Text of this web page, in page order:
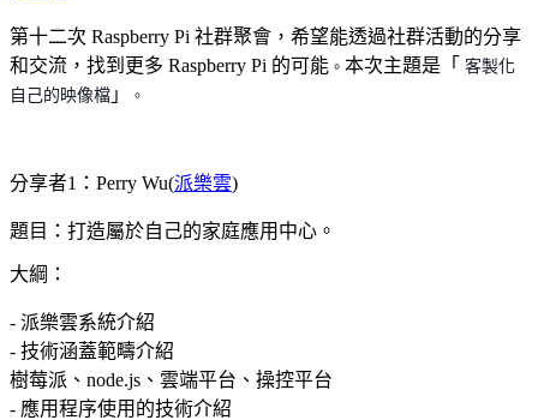
第十二次 Raspberry Pi 社群聚會，希望能透過社群活動的分享
和交流，找到更多 Raspberry Pi 的可能 。 本次主題是「 客製化
自己的映像檔 」 。
分享者1：Perry Wu(派樂雲)
題目：打造屬於自己的家庭應用中心。
大綱：
- 派樂雲系統介紹
- 技術涵蓋範疇介紹
樹莓派、node.js、雲端平台、操控平台
- 應用程序使用的技術介紹